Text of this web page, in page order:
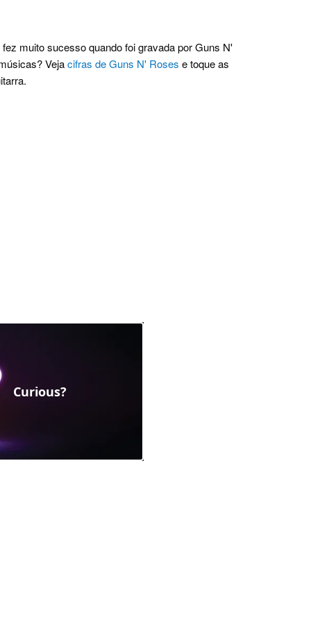
fez muito sucesso quando foi gravada por Guns N'
Vejacifras de Guns N' Roses e toque as